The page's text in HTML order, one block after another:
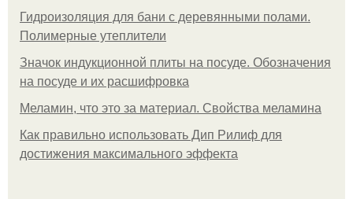
Гидроизоляция для бани с деревянными полами.
Полимерные утеплители
Значок индукционной плиты на посуде. Обозначения
на посуде и их расшифровка
Меламин, что это за материал. Свойства меламина
Как правильно использовать Дип Рилиф для
достижения максимального эффекта